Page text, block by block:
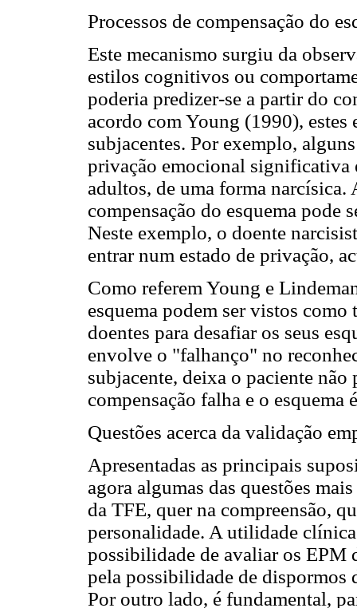
Processos de compensação do
Este mecanismo surgiu da
estilos cognitivos ou
poderia predizer-se a partir do
acordo com Young (1990),
subjacentes. Por exemplo,
privação emocional significativa
adultos, de uma forma narcísica.
compensação do esquema pode
Neste exemplo, o doente
entrar num estado de privação,
Como referem Young e
esquema podem ser vistos
doentes para desafiar os seus
envolve o "falhanço" no
subjacente, deixa o paciente não
compensação falha e o
Questões acerca da validação
Apresentadas as principais
agora algumas das questões
da TFE, quer na compreensão,
personalidade. A utilidade
possibilidade de avaliar os EPM
pela possibilidade de dispormos
Por outro lado, é fundamental,